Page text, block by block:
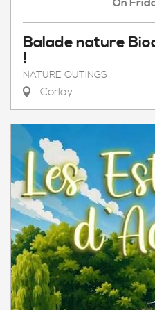
On
Balade nature
!
NATURE OUTINGS
Corlay